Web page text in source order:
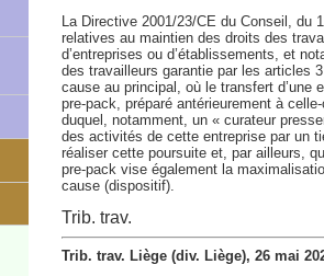
La Directive 2001/23/CE du Conseil,
relatives au maintien des droits des
d’entreprises ou d’établissements, et
des travailleurs garantie par les articles
cause au principal, où le transfert d’une
pre-pack, préparé antérieurement à
duquel, notamment, un « curateur
des activités de cette entreprise par un
réaliser cette poursuite et, par ailleurs,
pre-pack vise également la
cause (dispositif).
Trib. trav.
Trib. trav. Liège (div. Liège), 26 mai